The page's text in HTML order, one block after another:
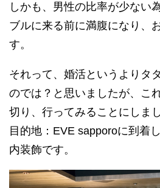
しかも、男性の比率が少ない
ブルに来る前に満腹になり、
す。
それって、婚活というよりタ
のでは？と思いましたが、こ
切り、行ってみることにしまし
目的地：EVE sapporoに到着
内装飾です。